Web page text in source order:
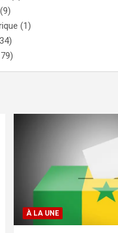
(9)
(1)
À LA UNE